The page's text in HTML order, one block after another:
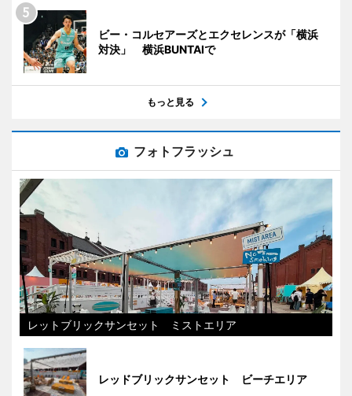
ビー・コルセアーズとエクセレンスが「横浜
対決」 横浜BUNTAIで
もっと見る
フォトフラッシュ
レットブリックサンセット ミストエリア
レッドブリックサンセット ビーチエリア